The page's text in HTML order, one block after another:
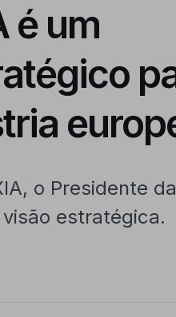
é um
o Presidente
estratégica.